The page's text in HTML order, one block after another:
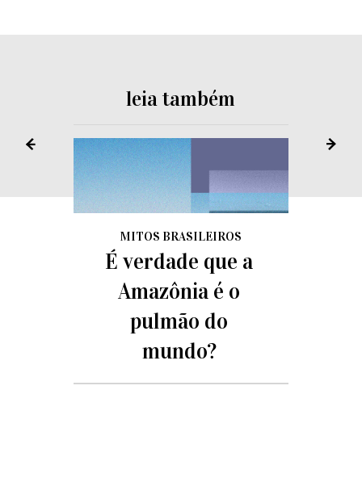
leia também
MITOS BRASILEIROS
É verdade que a
Amazônia é o
pulmão do
mundo?